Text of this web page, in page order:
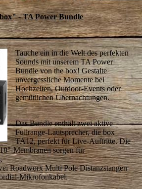
- TA Power Bundle
Tauche ein in die Welt des perfekten
Sounds mit unserem TA Power
Bundle von the box! Gestalte
unvergessliche Momente bei
Hochzeiten, Outdoor-Events oder
gemütlichen Übernachtungen.
Das Bundle enthält zwei aktive
Fullrange-Lautsprecher, die box
TA12, perfekt für Live-Auftritte. Die
Membranen sorgen für
Roadworx Multi Pole Distanzstangen
Mikrofonkabel.